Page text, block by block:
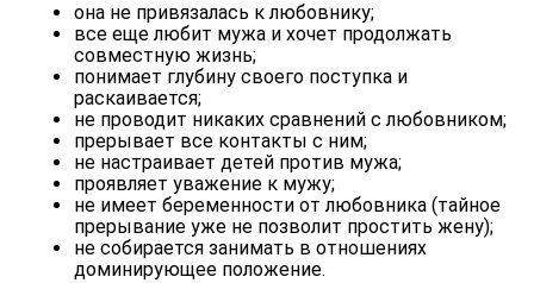
она не привязалась к любовнику;
все еще любит мужа и хочет продолжать
совместную жизнь;
понимает глубину своего поступка и
раскаивается;
не проводит никаких сравнений с любовником;
прерывает все контакты с ним;
не настраивает детей против мужа;
проявляет уважение к мужу;
не имеет беременности от любовника (тайное
прерывание уже не позволит простить жену);
не собирается занимать в отношениях
доминирующее положение.